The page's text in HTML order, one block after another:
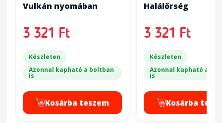
Vulkán nyomában
3 321 Ft
Készleten
Azonnal kapható a boltban
is
Kosárba teszem
Halálőrség
3 321 Ft
Készleten
Azonnal kapható a
is
Kosárba